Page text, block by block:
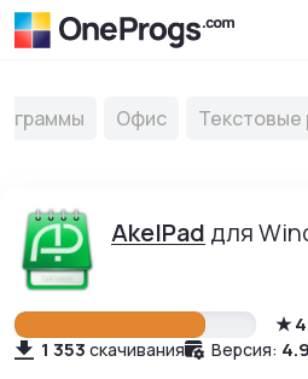
Офис Текстовые
AkelPad для
4
1 353 скачивания Версия: